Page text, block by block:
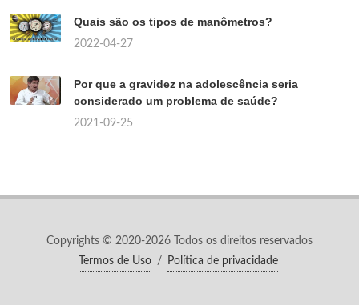
Quais são os tipos de manômetros?
2022-04-27
Por que a gravidez na adolescência seria
considerado um problema de saúde?
2021-09-25
Copyrights © 2020-2026 Todos os direitos reservados
Termos de Uso / Política de privacidade